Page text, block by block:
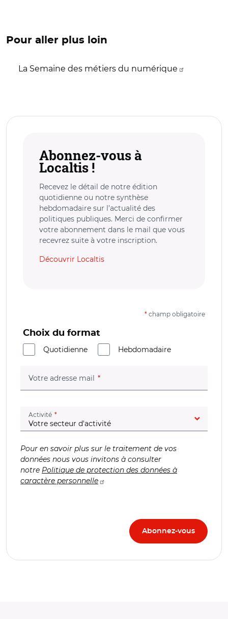
Pour aller plus loin
La Semaine des métiers du numérique
Abonnez-vous à
Localtis !
Recevez le détail de notre édition
quotidienne ou notre synthèse
hebdomadaire sur l’actualité des
politiques publiques. Merci de confirmer
votre abonnement dans le mail que vous
recevrez suite à votre inscription.
Découvrir Localtis
* champ obligatoire
Choix du format
Quotidienne
Hebdomadaire
Votre adresse mail (champ obligatoire)
Activité (champ obligatoire)
Pour en savoir plus sur le traitement de vos
données nous vous invitons à consulter
notre Politique de protection des données à
caractère personnelle